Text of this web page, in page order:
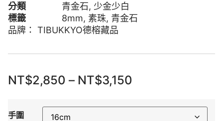
分類
青金石, 少金少白
標籤
8mm, 素珠, 青金石
品牌： TIBUKKYO德榕藏品
NT$2,850 – NT$3,150
手圍